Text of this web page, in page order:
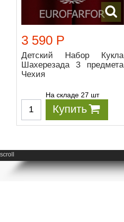
3 590 Р
Детский Набор Кукла
Шахерезада 3 предмета
Чехия
На складе 27 шт
Купить
scroll